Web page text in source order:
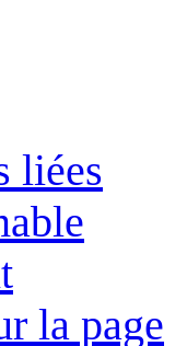
liées
la page